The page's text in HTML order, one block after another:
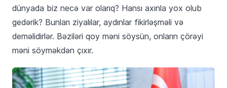
dünyada biz necə var olarıq? Hansı axınla yox olub
gedərik? Bunları ziyalılar, aydınlar fikirləşməli və
deməlidirlər. Bəziləri qoy məni söysün, onların çörəyi
məni söyməkdən çıxır.